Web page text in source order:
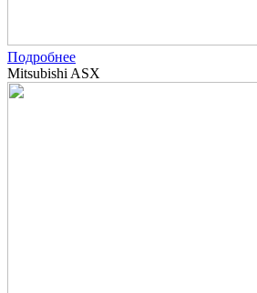
Подробнее
Mitsubishi ASX